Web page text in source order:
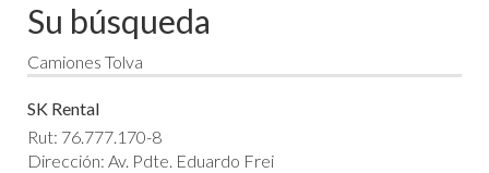
Su búsqueda
Camiones Tolva
SK Rental
Rut: 76.777.170-8
Dirección: Av. Pdte. Eduardo Frei